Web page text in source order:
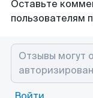
Оставьте
пользователям